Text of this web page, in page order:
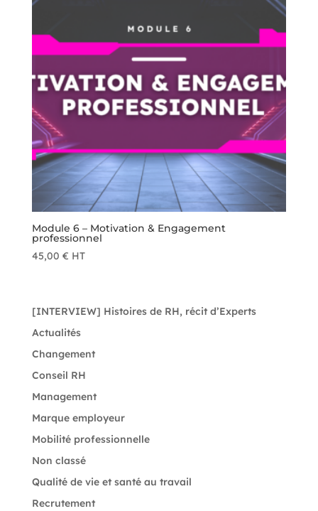
Module 6 – Motivation & Engagement
professionnel
45,00 € HT
[INTERVIEW] Histoires de RH, récit d’Experts
Actualités
Changement
Conseil RH
Management
Marque employeur
Mobilité professionnelle
Non classé
Qualité de vie et santé au travail
Recrutement